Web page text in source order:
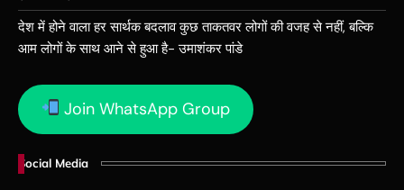
देश में होने वाला हर सार्थक बदलाव कुछ ताकतवर लोगों की वजह से नहीं, बल्कि
आम लोगों के साथ आने से हुआ है- उमाशंकर पांडे
Join WhatsApp Group
Social Media